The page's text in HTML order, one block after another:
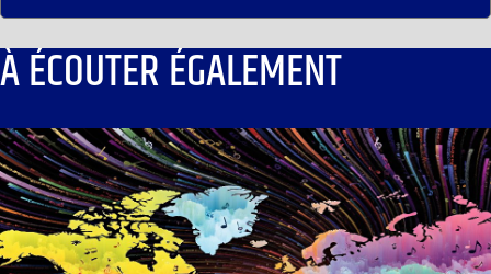
À ÉCOUTER ÉGALEMENT